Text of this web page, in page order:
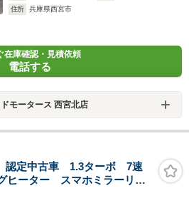
住所
兵庫県西宮市
在庫確認・見積依頼
電話する
モータース 西宮北店
認定中古車 1.3ターボ 7速
ーター スマホミラーリン
イビーム アダプティブク